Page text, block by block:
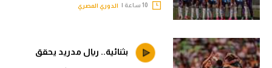
الدوري المصري
بثنائية.. ريال مدريد يحقق